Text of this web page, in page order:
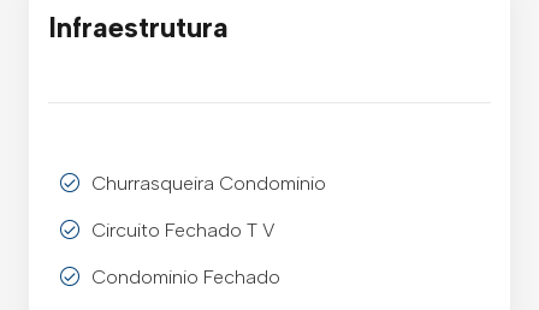
Infraestrutura
Churrasqueira Condominio
Circuito Fechado T V
Condominio Fechado